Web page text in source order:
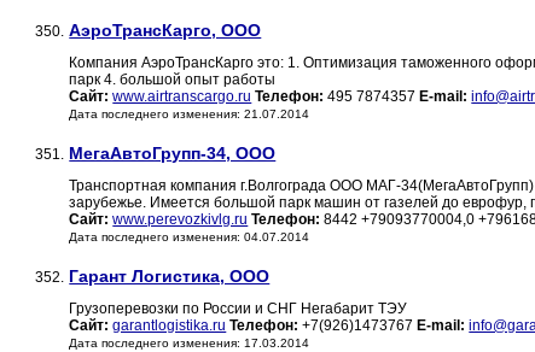
350. АэроТрансКарго, ООО
Компания АэроТрансКарго это: 1. Оптимизация таможенного
парк 4. большой опыт работы
Сайт: www.airtranscargo.ru Телефон: 495 7874357 E-mail:
Дата последнего изменения: 21.07.2014
351. МегаАвтоГрупп-34, ООО
Транспортная компания г.Волгограда ООО МАГ-34(МегаАвтоГрупп)
зарубежье. Имеется большой парк машин от газелей до еврофур,
Сайт: www.perevozkivlg.ru Телефон: 8442 +79093770004,0
Дата последнего изменения: 04.07.2014
352. Гарант Логистика, ООО
Грузоперевозки по России и СНГ Негабарит ТЭУ
Сайт: garantlogistika.ru Телефон: +7(926)1473767 E-mail:
Дата последнего изменения: 17.03.2014